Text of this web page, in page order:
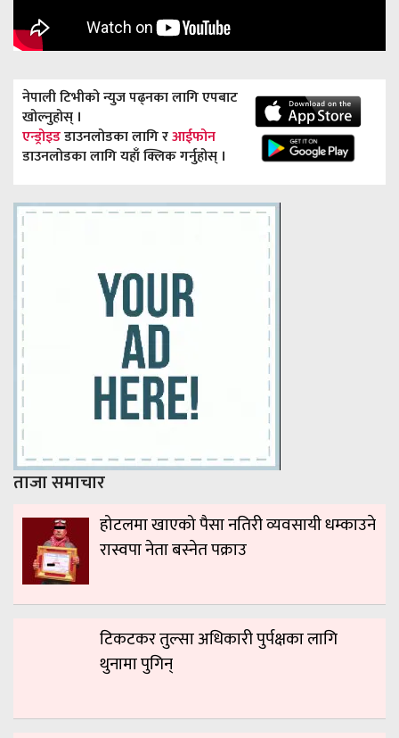
नेपाली टिभीको न्युज पढ्नका लागि एपबाट
खोल्नुहोस् ।
एन्ड्रोइडडाउनलोडका लागि रआईफोन
डाउनलोडका लागि यहाँ क्लिक गर्नुहोस् ।
ताजा समाचार
होटलमा खाएको पैसा नतिरी व्यवसायी धम्काउने
रास्वपा नेता बस्नेत पक्राउ
टिकटकर तुल्सा अधिकारी पुर्पक्षका लागि
थुनामा पुगिन्